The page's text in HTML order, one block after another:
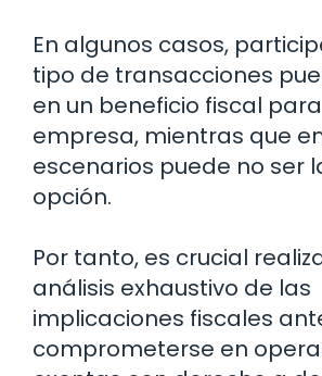
En algunos casos,
tipo de transacciones
en un beneficio fiscal
empresa, mientras que
escenarios puede no ser
opción.
Por tanto, es crucial
análisis exhaustivo de las
implicaciones fiscales
comprometerse en